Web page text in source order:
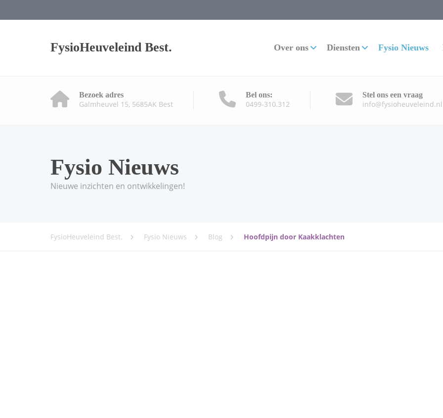
FysioHeuveleind Best. Over ons Diensten Fysio Nieuws
Bezoek adres
Galmheuvel 15, 5685AK Best
Bel ons:
0499-310.312
Stel ons een vraag
info@fysioheuveleind.nl
Fysio Nieuws
Nieuwe inzichten en ontwikkelingen!
FysioHeuveleind Best. Fysio Nieuws Blog Hoofdpijn door Kaakklachten